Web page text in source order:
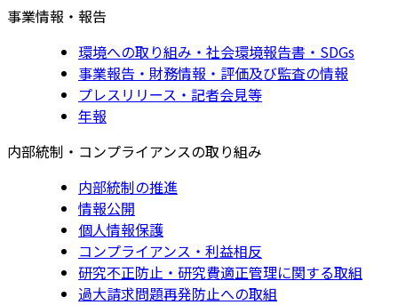
事業情報・報告
環境への取り組み・社会環境報告書・SDGs
事業報告・財務情報・評価及び監査の情報
プレスリリース・記者会見等
年報
内部統制・コンプライアンスの取り組み
内部統制の推進
情報公開
個人情報保護
コンプライアンス・利益相反
研究不正防止・研究費適正管理に関する取組
過大請求問題再発防止への取組